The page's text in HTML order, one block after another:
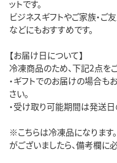
ットです。
ビジネスギフトやご家族・ご
などにもおすすめです。
【お届け日について】
冷凍商品のため、下記2点を
・ギフトでのお届けの場合も
さい。
・受け取り可能期間は発送日
※こちらは冷凍品になります
がございましたら、備考欄に